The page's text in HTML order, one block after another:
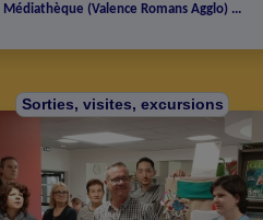
Médiathèque (Valence Romans Agglo) ...
Sorties, visites, excursions